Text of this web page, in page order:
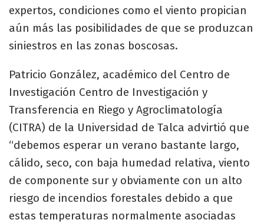
expertos, condiciones como el viento propician
aún más las posibilidades de que se produzcan
siniestros en las zonas boscosas.
Patricio González, académico del Centro de
Investigación Centro de Investigación y
Transferencia en Riego y Agroclimatología
(CITRA) de la Universidad de Talca advirtió que
“debemos esperar un verano bastante largo,
cálido, seco, con baja humedad relativa, viento
de componente sur y obviamente con un alto
riesgo de incendios forestales debido a que
estas temperaturas normalmente asociadas